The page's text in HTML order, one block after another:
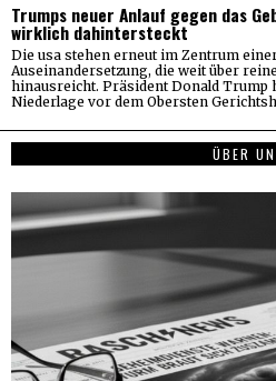
Trumps neuer Anlauf gegen das
wirklich dahintersteckt
Die usa stehen erneut im Zentrum
Auseinandersetzung, die weit über
hinausreicht. Präsident Donald Trump
Niederlage vor dem Obersten
ÜBER